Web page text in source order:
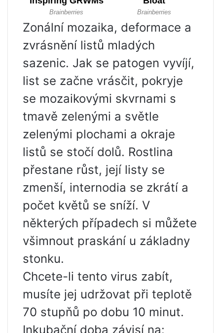
Zonální mozaika, deformace a
zvrásnění listů mladých
sazenic. Jak se patogen vyvíjí,
list se začne vrásčit, pokryje
se mozaikovými skvrnami s
tmavě zelenými a světle
zelenými plochami a okraje
listů se stočí dolů. Rostlina
přestane růst, její listy se
zmenší, internodia se zkrátí a
počet květů se sníží. V
některých případech si můžete
všimnout praskání u základny
stonku.
Chcete-li tento virus zabít,
musíte jej udržovat při teplotě
70 stupňů po dobu 10 minut.
Inkubační doba závisí na: